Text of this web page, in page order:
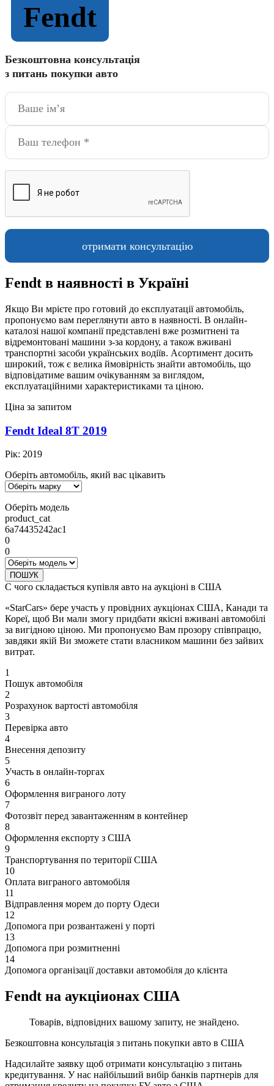
Fendt
Безкоштовна консультація
з питань покупки авто
Fendt в наявності в Україні
Якщо Ви мрієте про готовий до експлуатації автомобіль,
пропонуємо вам переглянути авто в наявності. В онлайн-
каталозі нашої компанії представлені вже розмитнені та
відремонтовані машини з-за кордону, а також вживані
транспортні засоби українських водіїв. Асортимент досить
широкий, тож є велика ймовірність знайти автомобіль, що
відповідатиме вашим очікуванням за виглядом,
експлуатаційними характеристиками та ціною.
Ціна за запитом
Fendt Ideal 8T 2019
Рік: 2019
Оберіть автомобіль, який вас цікавить
Оберіть модель
product_cat
6a74435242ac1
0
0
ПОШУК
С чого складається купівля авто на аукціоні в США
«StarCars» бере участь у провідних аукціонах США, Канади та
Кореї, щоб Ви мали змогу придбати якісні вживані автомобілі
за вигідною ціною. Ми пропонуємо Вам прозору співпрацю,
завдяки якій Ви зможете стати власником машини без зайвих
витрат.
1
Пошук автомобіля
2
Розрахунок вартості автомобіля
3
Перевірка авто
4
Внесення депозиту
5
Участь в онлайн-торгах
6
Оформлення виграного лоту
7
Фотозвіт перед завантаженням в контейнер
8
Оформлення експорту з США
9
Транспортування по території США
10
Оплата виграного автомобіля
11
Відправлення морем до порту Одеси
12
Допомога при розвантажені у порті
13
Допомога при розмитненні
14
Допомога організації доставки автомобіля до клієнта
Fendt на аукціионах США
Товарів, відповідних вашому запиту, не знайдено.
Безкоштовна консультація з питань покупки авто в США
Надсилайте заявку щоб отримати консультацію з питань
кредитування. У нас найбільший вибір банків партнерів для